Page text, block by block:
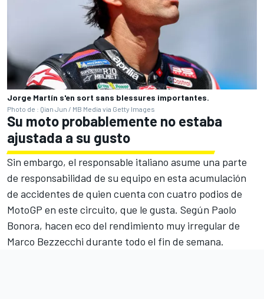
Jorge Martín s'en sort sans blessures importantes.
Photo de : Qian Jun / MB Media via Getty Images
Su moto probablemente no estaba
ajustada a su gusto
Sin embargo, el responsable italiano asume una parte
de responsabilidad de su equipo en esta acumulación
de accidentes de quien cuenta con cuatro podios de
MotoGP en este circuito, que le gusta. Según Paolo
Bonora, hacen eco del rendimiento muy irregular de
Marco Bezzecchi durante todo el fin de semana.